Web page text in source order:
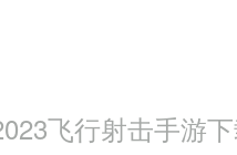
飞行射击手游